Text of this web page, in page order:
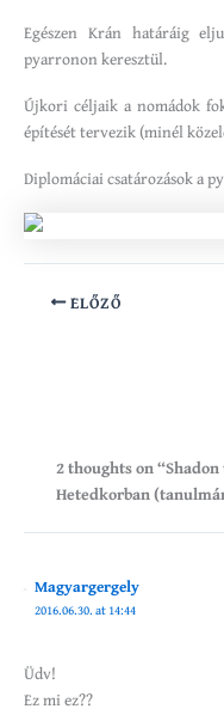
Egészen Krán határáig
pyarronon keresztül.
Újkori céljaik a nomádok
építését tervezik (minél
Diplomáciai csatározások a
ELŐZŐ
2 thoughts on
Hetedkorban
Magyargergely
2016.06.30. at 14:44
Üdv!
Ez mi ez??